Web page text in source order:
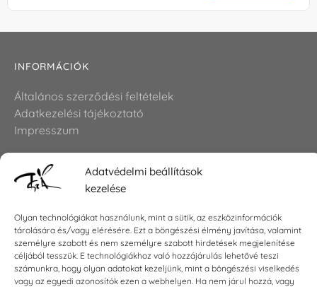
Adatvédelmi beállítások
kezelése
Olyan technológiákat használunk, mint a sütik, az eszközinformációk
tárolására és/vagy elérésére. Ezt a böngészési élmény javítása, valamint
személyre szabott és nem személyre szabott hirdetések megjelenítése
céljából tesszük. E technológiákhoz való hozzájárulás lehetővé teszi
számunkra, hogy olyan adatokat kezeljünk, mint a böngészési viselkedés
vagy az egyedi azonosítók ezen a webhelyen. Ha nem járul hozzá, vagy
INFORMÁCIÓK
Általános szerződési feltételek
Adatkezelési tájékoztató
Impresszum
KAPCSOLAT
E-mail:shop@torokszilvi.com
Telefon: +36 30 6767872
KÖZÖSSÉGI